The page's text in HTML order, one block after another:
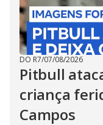
DO R7/07/08/2026
Pitbull
criança
Campos